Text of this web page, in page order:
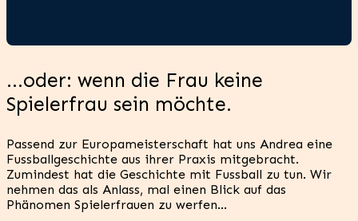
…oder: wenn die Frau keine
Spielerfrau sein möchte.
Passend zur Europameisterschaft hat uns Andrea eine
Fussballgeschichte aus ihrer Praxis mitgebracht.
Zumindest hat die Geschichte mit Fussball zu tun. Wir
nehmen das als Anlass, mal einen Blick auf das
Phänomen Spielerfrauen zu werfen…